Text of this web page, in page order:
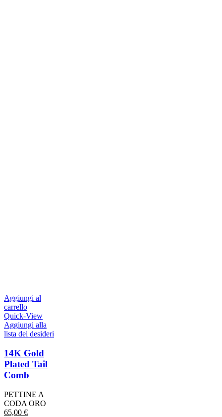
Aggiungi al
carrello
Quick-View
Aggiungi alla
lista dei desideri
14K Gold
Plated Tail
Comb
PETTINE A
CODA ORO
65,00 €